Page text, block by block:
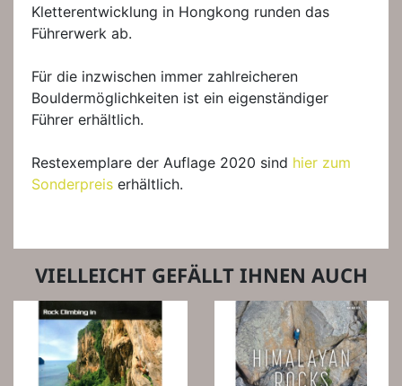
Kletterentwicklung in Hongkong runden das
Führerwerk ab.
Für die inzwischen immer zahlreicheren
Bouldermöglichkeiten ist ein eigenständiger
Führer erhältlich.
Restexemplare der Auflage 2020 sind hier zum
Sonderpreis erhältlich.
VIELLEICHT GEFÄLLT IHNEN AUCH